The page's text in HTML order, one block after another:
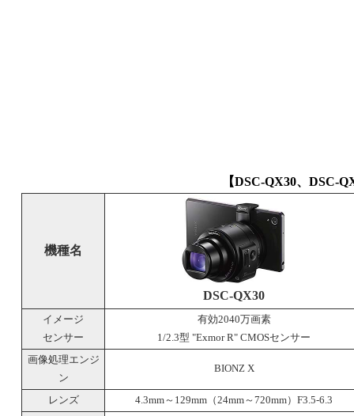
【DSC-QX30、DSC-
機種名
DSC-QX30
イメージ
センサー
有効2040万画素
1/2.3型 "Exmor R" CMOSセンサー
画像処理エンジ
ン
BIONZ X
レンズ
4.3mm～129mm（24mm～720mm）F3.5-6.3